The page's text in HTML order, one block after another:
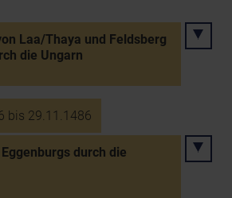
Laa/Thaya und Feldsberg
die Ungarn
bis 29.11.1486
durch die